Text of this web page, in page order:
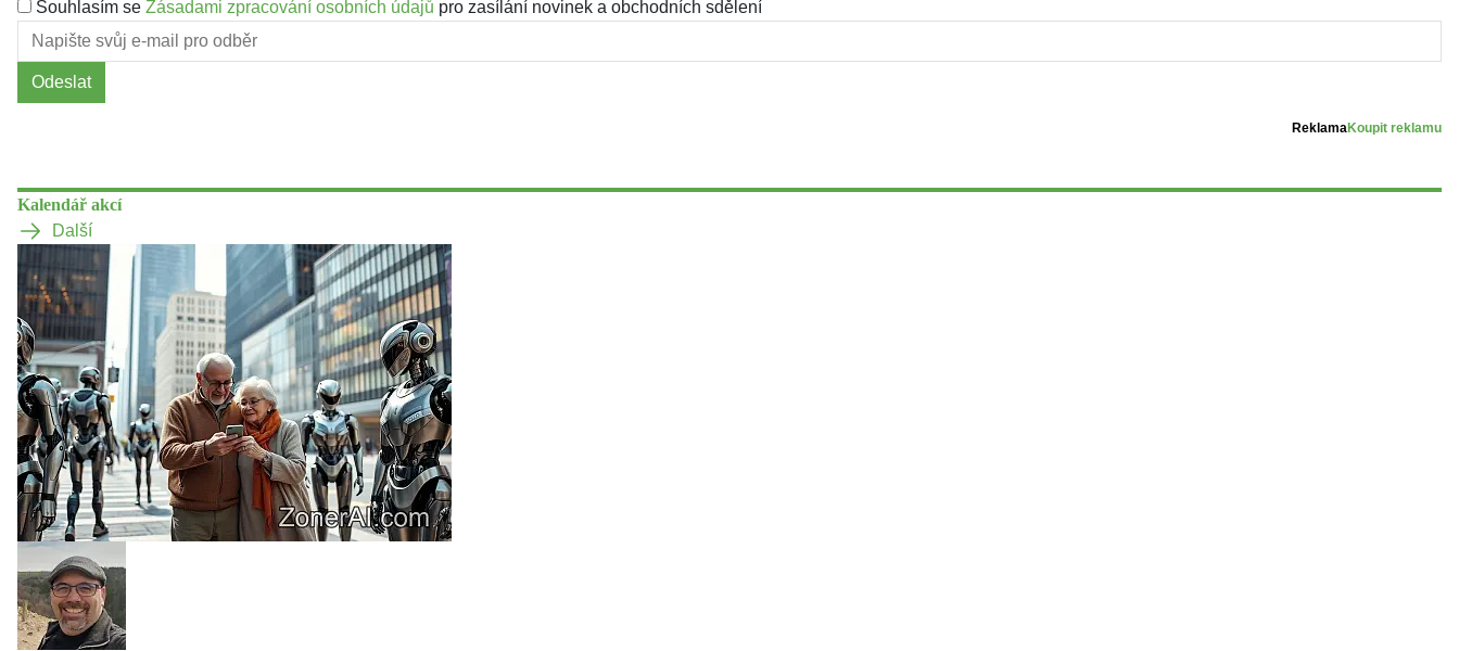
Souhlasím se Zásadami zpracování osobních údajů pro zasílání novinek a obchodních sdělení
Odeslat
ReklamaKoupit reklamu
Kalendář akcí
Další